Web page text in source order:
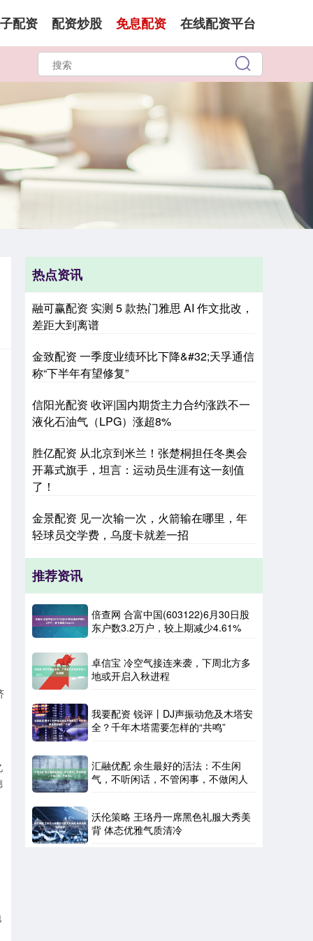
配资 配资炒股 免息配资 在线配资平台
热点资讯
融可赢配资 实测 5 款热门雅思 AI 作文批改，
差距大到离谱
金致配资 一季度业绩环比下降&#32;天孚通信
称“下半年有望修复”
信阳光配资 收评|国内期货主力合约涨跌不一
液化石油气（LPG）涨超8%
胜亿配资 从北京到米兰！张楚桐担任冬奥会
开幕式旗手，坦言：运动员生涯有这一刻值
了！
金景配资 见一次输一次，火箭输在哪里，年
轻球员交学费，乌度卡就差一招
推荐资讯
倍查网 合富中国(603122)6月30日股
东户数3.2万户，较上期减少4.61%
卓信宝 冷空气接连来袭，下周北方多
地或开启入秋进程
我要配资 锐评丨DJ声振动危及木塔安
全？千年木塔需要怎样的“共鸣”
汇融优配 余生最好的活法：不生闲
气，不听闲话，不管闲事，不做闲人
沃伦策略 王珞丹一席黑色礼服大秀美
背 体态优雅气质清冷